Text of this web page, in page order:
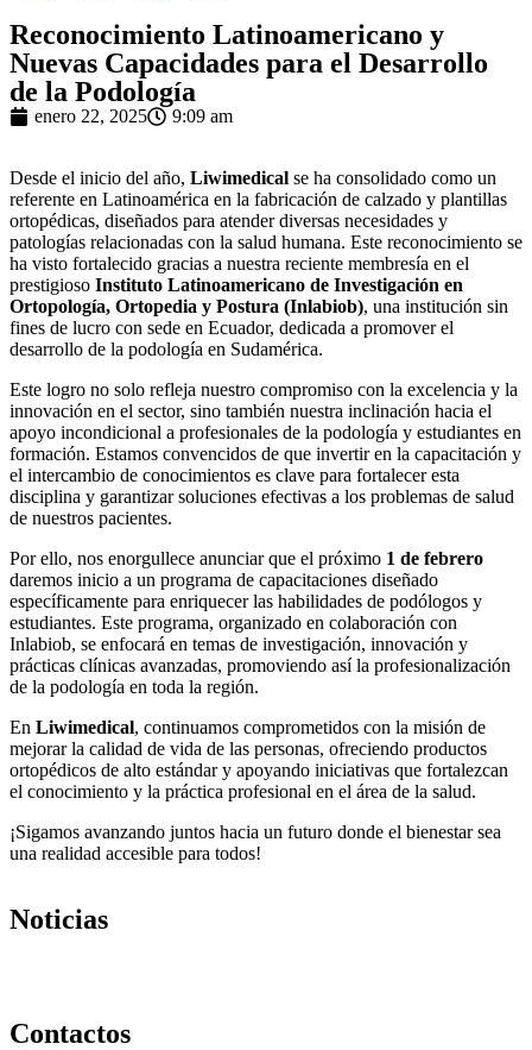
Reconocimiento Latinoamericano y
Nuevas Capacidades para el Desarrollo
de la Podología
enero 22, 2025 9:09 am
Desde el inicio del año, Liwimedical se ha consolidado como un
referente en Latinoamérica en la fabricación de calzado y plantillas
ortopédicas, diseñados para atender diversas necesidades y
patologías relacionadas con la salud humana. Este reconocimiento se
ha visto fortalecido gracias a nuestra reciente membresía en el
prestigioso Instituto Latinoamericano de Investigación en
Ortopología, Ortopedia y Postura (Inlabiob), una institución sin
fines de lucro con sede en Ecuador, dedicada a promover el
desarrollo de la podología en Sudamérica.
Este logro no solo refleja nuestro compromiso con la excelencia y la
innovación en el sector, sino también nuestra inclinación hacia el
apoyo incondicional a profesionales de la podología y estudiantes en
formación. Estamos convencidos de que invertir en la capacitación y
el intercambio de conocimientos es clave para fortalecer esta
disciplina y garantizar soluciones efectivas a los problemas de salud
de nuestros pacientes.
Por ello, nos enorgullece anunciar que el próximo 1 de febrero
daremos inicio a un programa de capacitaciones diseñado
específicamente para enriquecer las habilidades de podólogos y
estudiantes. Este programa, organizado en colaboración con
Inlabiob, se enfocará en temas de investigación, innovación y
prácticas clínicas avanzadas, promoviendo así la profesionalización
de la podología en toda la región.
En Liwimedical, continuamos comprometidos con la misión de
mejorar la calidad de vida de las personas, ofreciendo productos
ortopédicos de alto estándar y apoyando iniciativas que fortalezcan
el conocimiento y la práctica profesional en el área de la salud.
¡Sigamos avanzando juntos hacia un futuro donde el bienestar sea
una realidad accesible para todos!
Noticias
Contactos